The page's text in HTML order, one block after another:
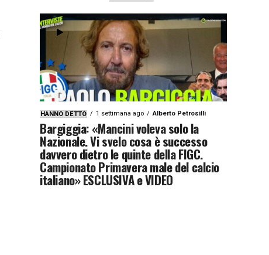
HANNO DETTO 1 settimana ago Alberto Petrosilli
Bargiggia: «Mancini voleva solo la
Nazionale. Vi svelo cosa è successo
davvero dietro le quinte della FIGC.
Campionato Primavera male del calcio
italiano» ESCLUSIVA e VIDEO